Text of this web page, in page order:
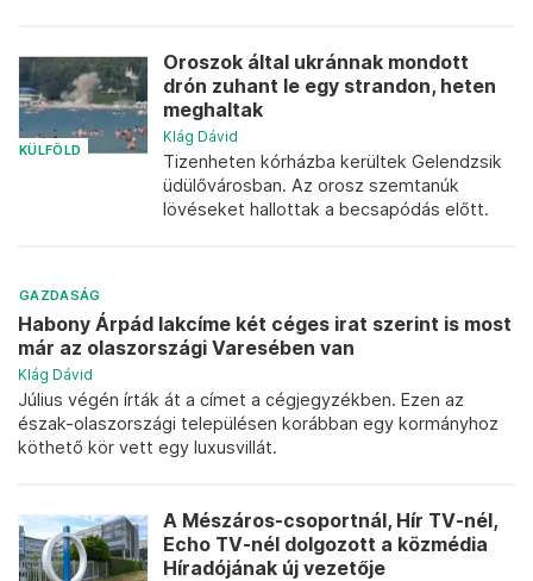
KÜLFÖLD
Oroszok által ukránnak mondott
drón zuhant le egy strandon, heten
meghaltak
Klág Dávid
Tizenheten kórházba kerültek Gelendzsik
üdülővárosban. Az orosz szemtanúk
lövéseket hallottak a becsapódás előtt.
GAZDASÁG
Habony Árpád lakcíme két céges irat szerint is most
már az olaszországi Varesében van
Klág Dávid
Július végén írták át a címet a cégjegyzékben. Ezen az
észak-olaszországi településen korábban egy kormányhoz
köthető kör vett egy luxusvillát.
A Mészáros-csoportnál, Hír TV-nél,
Echo TV-nél dolgozott a közmédia
Híradójának új vezetője